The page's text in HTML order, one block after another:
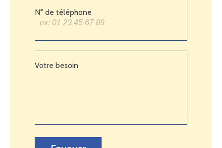
N° de téléphone
Votre besoin